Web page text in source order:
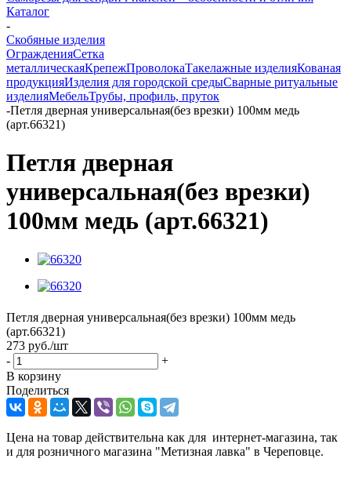
Каталог
-
Скобяные изделия
ОгражденияСетка
металлическаяКрепежПроволокаТакелажные изделияКованая
продукцияИзделия для городской средыСварные ритуальные
изделияМебельТрубы, профиль, пруток
-Петля дверная универсальная(без врезки) 100мм медь
(арт.66321)
Петля дверная
универсальная(без врезки)
100мм медь (арт.66321)
Петля дверная универсальная(без врезки) 100мм медь
(арт.66321)
273 руб./шт
-
+
В корзину
Поделиться
Цена на товар действительна как для интернет-магазина, так
и для розничного магазина "Метизная лавка" в Череповце.